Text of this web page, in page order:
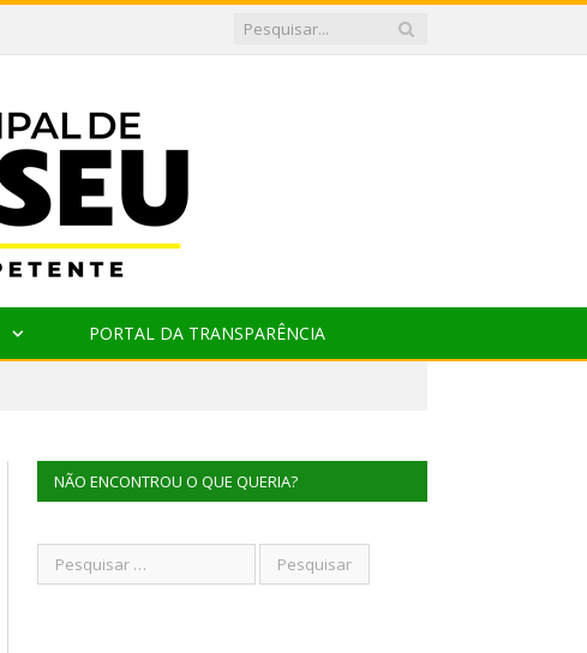
PORTAL DA TRANSPARÊNCIA
NÃO ENCONTROU O QUE QUERIA?